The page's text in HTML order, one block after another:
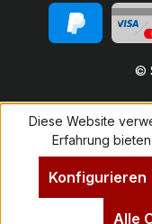
©
Diese Website
Erfahrung
Konfigurieren
Alle